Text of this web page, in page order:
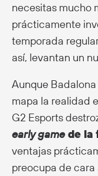
necesitas mucho
prácticamente
temporada
así, levantan un
Aunque
mapa la realidad
G2 Esports
early gamede la
ventajas
preocupa de cara